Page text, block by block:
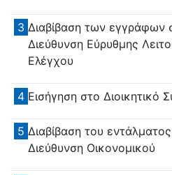
3 Διαβίβαση των εγγράφων
Διεύθυνση Εύρυθμης
Ελέγχου
4 Εισήγηση στο Διοικητικό
5 Διαβίβαση του
Διεύθυνση Οικονομικού